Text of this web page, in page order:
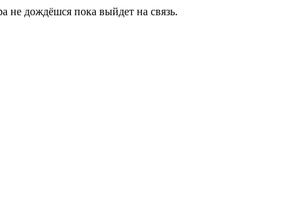
не дождёшся пока выйдет на связь.